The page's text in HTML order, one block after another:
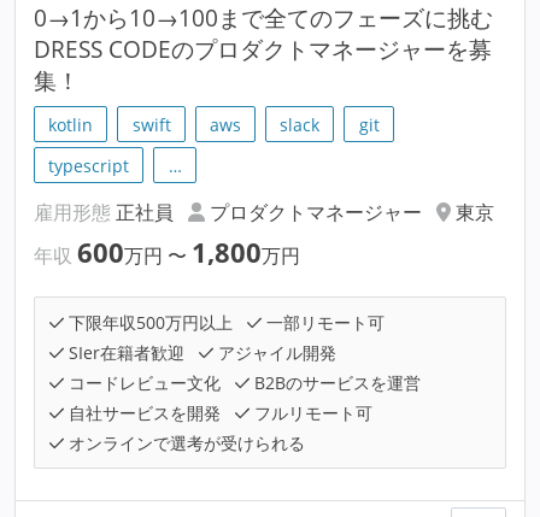
0→1から10→100まで全てのフェーズに挑む
DRESS CODEのプロダクトマネージャーを募
集！
kotlin swift aws slack
git
typescript
…
雇用形態 正社員 プロダクトマネージャー
東京
年収 600万円 〜 1,800万円
下限年収500万円以上
一部リモート可
SIer在籍者歓迎
アジャイル開発
コードレビュー文化
B2Bのサービスを運営
自社サービスを開発
フルリモート可
オンラインで選考が受けられる